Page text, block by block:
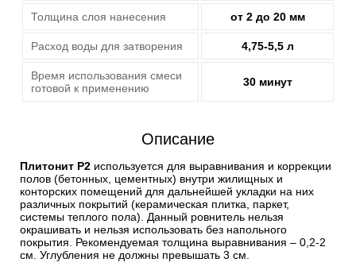
Толщина слоя нанесения от 2 до 20 мм
Расход воды для затворения 4,75-5,5 л
Время использования смеси
готовой к применению
30 минут
Описание
Плитонит P2 используется для выравнивания и коррекции
полов (бетонных, цементных) внутри жилищных и
конторских помещений для дальнейшей укладки на них
различных покрытий (керамическая плитка, паркет,
системы теплого пола). Данный ровнитель нельзя
окрашивать и нельзя использовать без напольного
покрытия. Рекомендуемая толщина выравнивания – 0,2-2
см. Углубления не должны превышать 3 см.